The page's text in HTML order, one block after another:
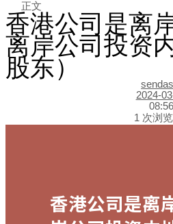
正文
香港公司是离
离岸公司投资
股东）
2024-
08:56
1 次浏览